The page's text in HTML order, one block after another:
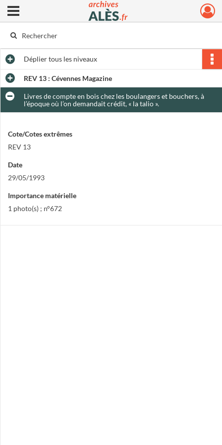
Archives municipales d'Alès
Ouvrir le menu déroulant
Dépliertous les niveaux
REV 13 : Cévennes Magazine
Livres de compte en bois chez les boulangers et bouchers, à
l’époque où l’on demandait crédit, « la talio ».
Cote/Cotes extrêmes
REV 13
Date
29/05/1993
Importance matérielle
1 photo(s) ; n°672